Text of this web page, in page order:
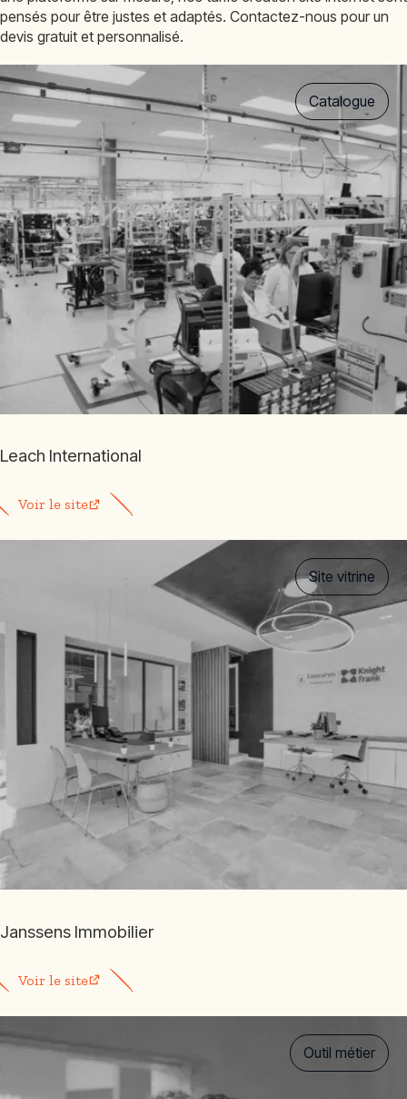
pensés pour être justes et adaptés. Contactez-nous pour un
devis gratuit et personnalisé.
Catalogue
Leach International
Voir le site
Site vitrine
Janssens Immobilier
Voir le site
Outil métier